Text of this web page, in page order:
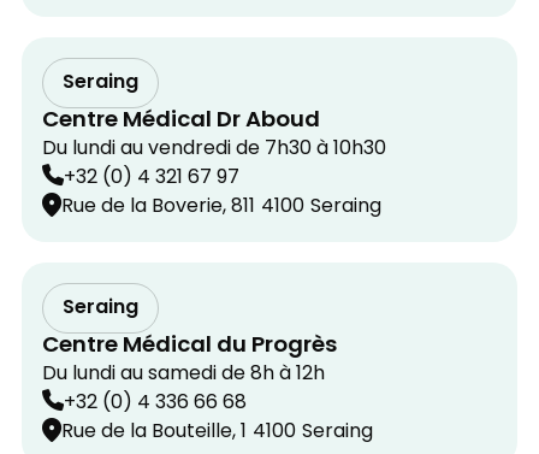
Seraing
Centre Médical Dr Aboud
Du lundi au vendredi de 7h30 à 10h30
+32 (0) 4 321 67 97
Rue de la Boverie, 811 4100 Seraing
Seraing
Centre Médical du Progrès
Du lundi au samedi de 8h à 12h
+32 (0) 4 336 66 68
Rue de la Bouteille, 1 4100 Seraing